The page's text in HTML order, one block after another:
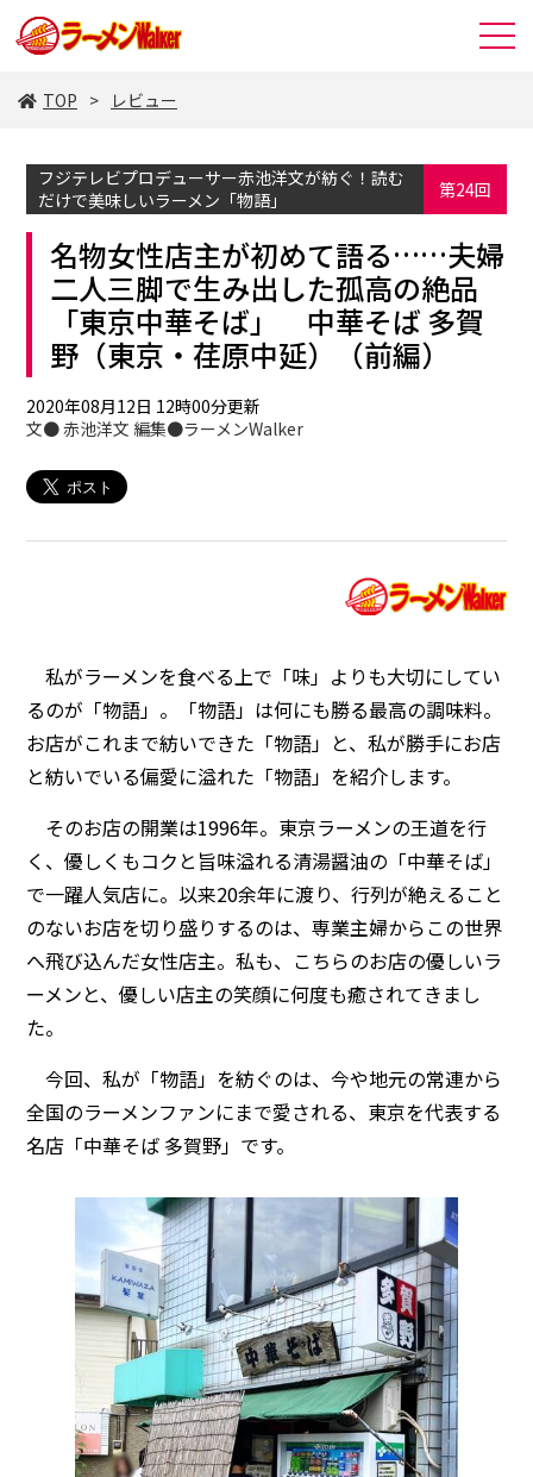
TOP レビュー
フジテレビプロデューサー赤池洋文が紡ぐ！読む
だけで美味しいラーメン「物語」
第24回
名物女性店主が初めて語る……夫婦
二人三脚で生み出した孤高の絶品
「東京中華そば」 中華そば 多賀
野（東京・荏原中延）（前編）
2020年08月12日 12時00分更新
文● 赤池洋文 編集●ラーメンWalker
私がラーメンを食べる上で「味」よりも大切にしてい
るのが「物語」。「物語」は何にも勝る最高の調味料。
お店がこれまで紡いできた「物語」と、私が勝手にお店
と紡いでいる偏愛に溢れた「物語」を紹介します。
そのお店の開業は1996年。東京ラーメンの王道を行
く、優しくもコクと旨味溢れる清湯醤油の「中華そば」
で一躍人気店に。以来20余年に渡り、行列が絶えること
のないお店を切り盛りするのは、専業主婦からこの世界
へ飛び込んだ女性店主。私も、こちらのお店の優しいラ
ーメンと、優しい店主の笑顔に何度も癒されてきまし
た。
今回、私が「物語」を紡ぐのは、今や地元の常連から
全国のラーメンファンにまで愛される、東京を代表する
名店「中華そば 多賀野」です。